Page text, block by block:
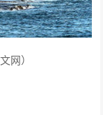
网）